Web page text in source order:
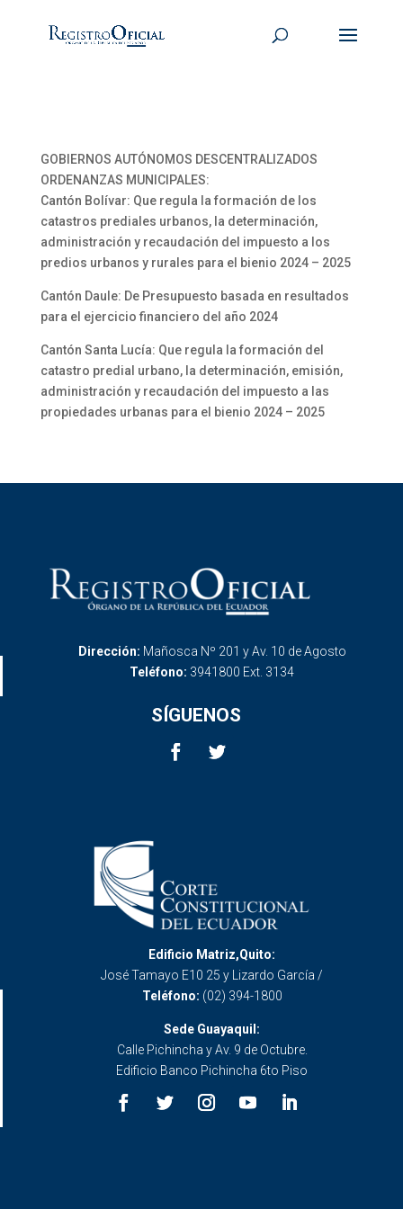
GOBIERNOS AUTÓNOMOS DESCENTRALIZADOS
ORDENANZAS MUNICIPALES:
Cantón Bolívar: Que regula la formación de los
catastros prediales urbanos, la determinación,
administración y recaudación del impuesto a los
predios urbanos y rurales para el bienio 2024 – 2025
Cantón Daule: De Presupuesto basada en resultados
para el ejercicio financiero del año 2024
Cantón Santa Lucía: Que regula la formación del
catastro predial urbano, la determinación, emisión,
administración y recaudación del impuesto a las
propiedades urbanas para el bienio 2024 – 2025
Dirección: Mañosca Nº 201 y Av. 10 de Agosto
Teléfono: 3941800 Ext. 3134
SÍGUENOS
Edificio Matriz,Quito:
José Tamayo E10 25 y Lizardo García /
Teléfono: (02) 394-1800
Sede Guayaquil:
Calle Pichincha y Av. 9 de Octubre.
Edificio Banco Pichincha 6to Piso